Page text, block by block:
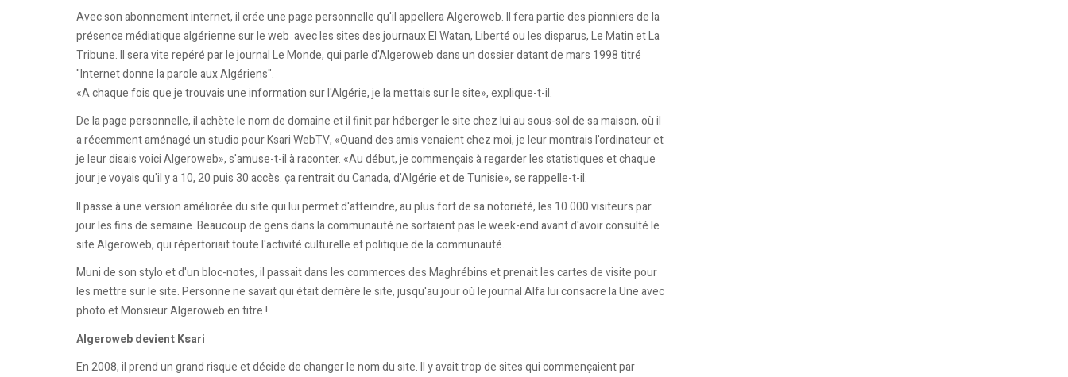
Avec son abonnement internet, il crée une page personnelle qu'il appellera Algeroweb. Il fera partie des pionniers de la
présence médiatique algérienne sur le web avec les sites des journaux El Watan, Liberté ou les disparus, Le Matin et La
Tribune. Il sera vite repéré par le journal Le Monde, qui parle d'Algeroweb dans un dossier datant de mars 1998 titré
"Internet donne la parole aux Algériens".
«A chaque fois que je trouvais une information sur l'Algérie, je la mettais sur le site», explique-t-il.
De la page personnelle, il achète le nom de domaine et il finit par héberger le site chez lui au sous-sol de sa maison, où il
a récemment aménagé un studio pour Ksari WebTV, «Quand des amis venaient chez moi, je leur montrais l'ordinateur et
je leur disais voici Algeroweb», s'amuse-t-il à raconter. «Au début, je commençais à regarder les statistiques et chaque
jour je voyais qu'il y a 10, 20 puis 30 accès. ça rentrait du Canada, d'Algérie et de Tunisie», se rappelle-t-il.
Il passe à une version améliorée du site qui lui permet d'atteindre, au plus fort de sa notoriété, les 10 000 visiteurs par
jour les fins de semaine. Beaucoup de gens dans la communauté ne sortaient pas le week-end avant d'avoir consulté le
site Algeroweb, qui répertoriait toute l'activité culturelle et politique de la communauté.
Muni de son stylo et d'un bloc-notes, il passait dans les commerces des Maghrébins et prenait les cartes de visite pour
les mettre sur le site. Personne ne savait qui était derrière le site, jusqu'au jour où le journal Alfa lui consacre la Une avec
photo et Monsieur Algeroweb en titre !
Algeroweb devient Ksari
En 2008, il prend un grand risque et décide de changer le nom du site. Il y avait trop de sites qui commençaient par